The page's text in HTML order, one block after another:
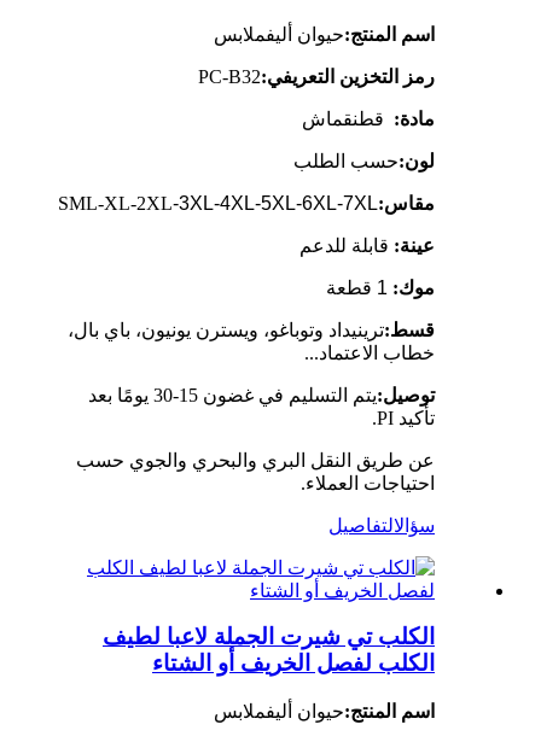
اسم المنتج:حيوان أليفملابس
رمز التخزين التعريفي:PC-B32
مادة: قطنقماش
لون:حسب الطلب
مقاس: SML-XL-2XL-3XL-4XL-5XL-6XL-7XL
عينة: قابلة للدعم
موك: 1 قطعة
قسط:ترينيداد وتوباغو، ويسترن يونيون، باي بال،
خطاب الاعتماد...
توصيل:
يتم التسليم في غضون 15-30 يومًا بعد
تأكيد PI.
عن طريق النقل البري والبحري والجوي حسب
احتياجات العملاء.
سؤالالتفاصيل
الكلب تي شيرت الجملة لاعبا لطيف
الكلب لفصل الخريف أو الشتاء
اسم المنتج:حيوان أليفملابس